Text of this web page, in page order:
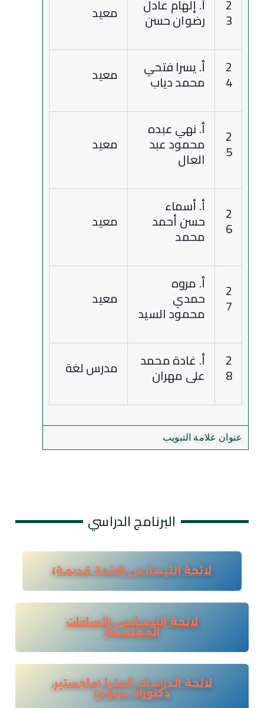
2
3
أ. إلهام عادل
رضوان حسن معيد
2
4
أ. يسرا فتحي
محمد دياب معيد
2
5
أ. نهي عبده
محمود عبد
العال
معيد
2
6
أ. أسماء
حسن أحمد
محمد
معيد
2
7
أ. مروه
حمدي
محمود السيد
معيد
2
8
أ. غادة محمد
على مهران مدرس لغة
عنوان علامة التبويب
البرنامج الدراسي
لائحة الليسانس (لائحة قديمة)
لائحة الليسانس (الساعات
المعتمدة)
لائحة الدراسات العليا (ماجستير،
دكتوراه، دبلوم)